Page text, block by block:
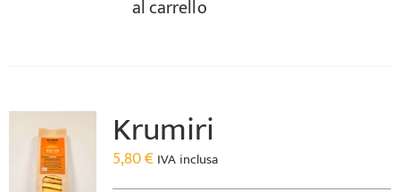
al carrello
Krumiri
5,80€ IVA inclusa